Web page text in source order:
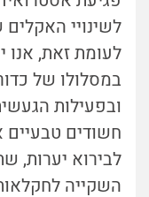
לעומת זאת, אנו
במסלולו של
ובפעילות
חשודים
לבירוא יערות,
השקייה